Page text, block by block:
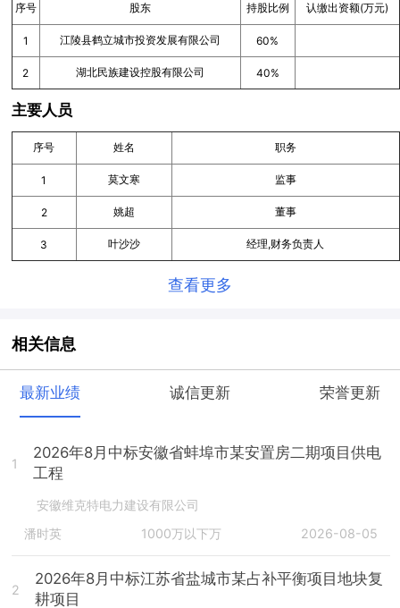
序号 股东 持股比例 认缴出资额(万元)
1 江陵县鹤立城市投资发展有限公司 60%
2 湖北民族建设控股有限公司 40%
主要人员
序号 姓名 职务
1 莫文寒 监事
2 姚超 董事
3 叶沙沙 经理,财务负责人
查看更多
相关信息
最新业绩 诚信更新 荣誉更新
1
2026年8月中标安徽省蚌埠市某安置房二期项目供电
工程
安徽维克特电力建设有限公司
潘时英
1000万以下万 2026-08-05
2
2026年8月中标江苏省盐城市某占补平衡项目地块复
耕项目